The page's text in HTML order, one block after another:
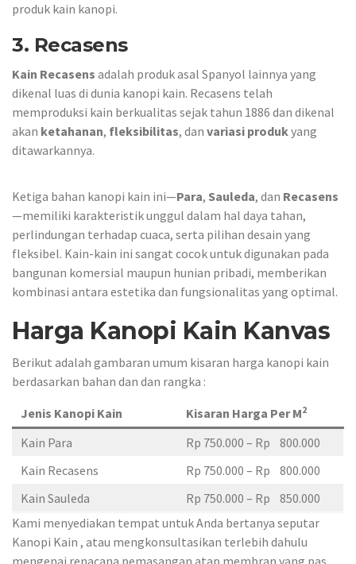
produk kain kanopi.
3. Recasens
Kain Recasens adalah produk asal Spanyol lainnya yang
dikenal luas di dunia kanopi kain. Recasens telah
memproduksi kain berkualitas sejak tahun 1886 dan dikenal
akan ketahanan, fleksibilitas, dan variasi produkyang
ditawarkannya.
Ketiga bahan kanopi kain ini—Para, Sauleda, dan Recasens
—memiliki karakteristik unggul dalam hal daya tahan,
perlindungan terhadap cuaca, serta pilihan desain yang
fleksibel. Kain-kain ini sangat cocok untuk digunakan pada
bangunan komersial maupun hunian pribadi, memberikan
kombinasi antara estetika dan fungsionalitas yang optimal.
Harga Kanopi Kain Kanvas
Berikut adalah gambaran umum kisaran harga kanopi kain
berdasarkan bahan dan dan rangka :
Jenis Kanopi Kain Kisaran Harga Per M2
Kain Para
Rp 750.000 – Rp 800.000
Kain Recasens
Rp 750.000 – Rp 800.000
Kain Sauleda
Rp 750.000 – Rp 850.000
Kami menyediakan tempat untuk Anda bertanya seputar
Kanopi Kain , atau mengkonsultasikan terlebih dahulu
mengenai renacana pemasangan atap membran yang pas